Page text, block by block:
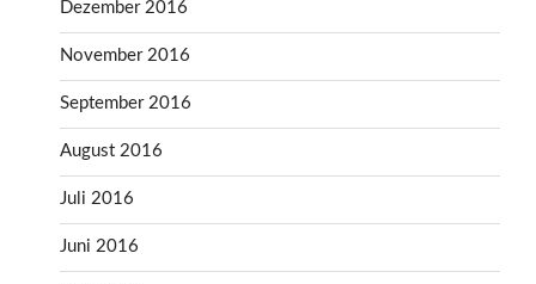
Dezember 2016
November 2016
September 2016
August 2016
Juli 2016
Juni 2016